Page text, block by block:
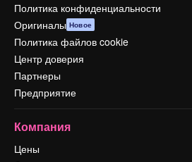
Политика конфиденциальности
Оригиналы Новое
Политика файлов cookie
Центр доверия
Партнеры
Предприятие
Компания
Цены